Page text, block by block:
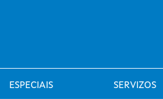
ESPECIAIS SERVIZOS